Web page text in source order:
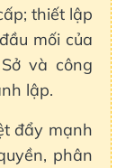
thiết lập
mối của
và công
lập.
đẩy mạnh
phân